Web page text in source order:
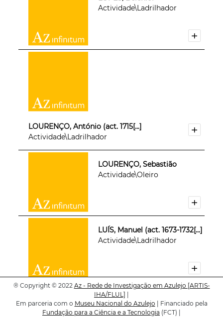
Actividade\Ladrilhador
LOURENÇO, António (act. 1715[...]
Actividade\Ladrilhador
LOURENÇO, Sebastião
Actividade\Oleiro
LUÍS, Manuel (act. 1673-1732[...]
Actividade\Ladrilhador
LUÍS, Mateus (1667 - 1712)
Actividade\Oleiro
® Copyright © 2022 Az - Rede de Investigação em Azulejo [ARTIS-
IHA/FLUL]
Em parceria com o Museu Nacional do Azulejo | Financiado pela
Fundação para a Ciência e a Tecnologia (FCT) |